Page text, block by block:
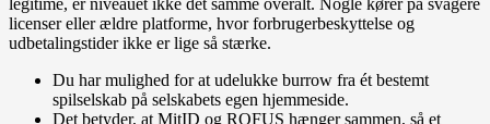
licenser eller ældre platforme, hvor forbrugerbeskyttelse og
udbetalingstider ikke er lige så stærke.
Du har mulighed for at udelukke burrow fra ét bestemt
spilselskab på selskabets egen hjemmeside.
Det betyder, at MitID og ROFUS hænger sammen, så et